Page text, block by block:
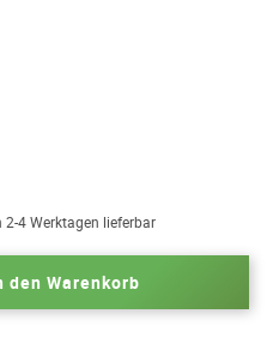
2-4 Werktagen lieferbar
den Warenkorb